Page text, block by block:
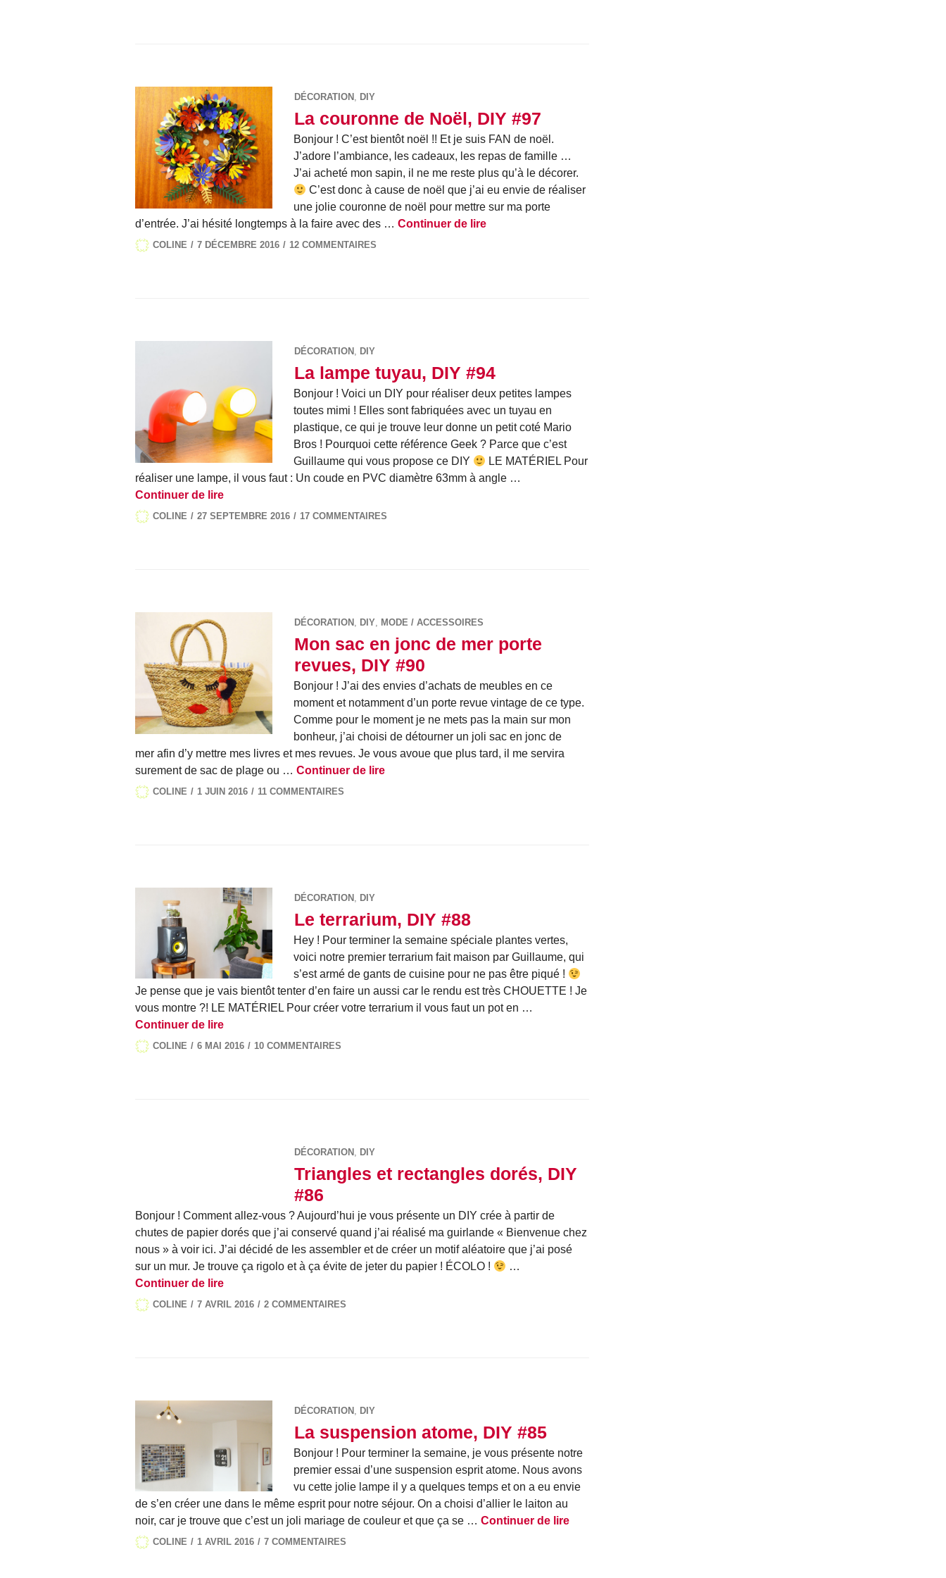
DÉCORATION , DIY
La couronne de Noël, DIY #97
Bonjour ! C’est bientôt noël !! Et je suis FAN de noël.
J’adore l’ambiance, les cadeaux, les repas de famille …
J’ai acheté mon sapin, il ne me reste plus qu’à le décorer.
C’est donc à cause de noël que j’ai eu envie de réaliser
une jolie couronne de noël pour mettre sur ma porte
d’entrée. J’ai hésité longtemps à la faire avec des … Continuer de lireLa couronne de Noël, DIY #97
COLINE 7 DÉCEMBRE 2016 12 COMMENTAIRES
DÉCORATION , DIY
La lampe tuyau, DIY #94
Bonjour ! Voici un DIY pour réaliser deux petites lampes
toutes mimi ! Elles sont fabriquées avec un tuyau en
plastique, ce qui je trouve leur donne un petit coté Mario
Bros ! Pourquoi cette référence Geek ? Parce que c’est
Guillaume qui vous propose ce DIY
LE MATÉRIEL Pour
réaliser une lampe, il vous faut : Un coude en PVC diamètre 63mm à angle …
Continuer de lireLa lampe tuyau, DIY #94
COLINE 27 SEPTEMBRE 2016 17 COMMENTAIRES
DÉCORATION , DIY, MODE / ACCESSOIRES
Mon sac en jonc de mer porte
revues, DIY #90
Bonjour ! J’ai des envies d’achats de meubles en ce
moment et notamment d’un porte revue vintage de ce type.
Comme pour le moment je ne mets pas la main sur mon
bonheur, j’ai choisi de détourner un joli sac en jonc de
mer afin d’y mettre mes livres et mes revues. Je vous avoue que plus tard, il me servira
surement de sac de plage ou … Continuer de lireMon sac en jonc de mer porte revues, DIY #90
COLINE 1 JUIN 2016 11 COMMENTAIRES
DÉCORATION , DIY
Le terrarium, DIY #88
Hey ! Pour terminer la semaine spéciale plantes vertes,
voici notre premier terrarium fait maison par Guillaume, qui
s’est armé de gants de cuisine pour ne pas être piqué !
Je pense que je vais bientôt tenter d’en faire un aussi car le rendu est très CHOUETTE ! Je
vous montre ?! LE MATÉRIEL Pour créer votre terrarium il vous faut un pot en …
Continuer de lireLe terrarium, DIY #88
COLINE 6 MAI 2016 10 COMMENTAIRES
DÉCORATION , DIY
Triangles et rectangles dorés, DIY
#86
Bonjour ! Comment allez-vous ? Aujourd’hui je vous présente un DIY crée à partir de
chutes de papier dorés que j’ai conservé quand j’ai réalisé ma guirlande « Bienvenue chez
nous » à voir ici. J’ai décidé de les assembler et de créer un motif aléatoire que j’ai posé
sur un mur. Je trouve ça rigolo et à ça évite de jeter du papier ! ÉCOLO !
…
Continuer de lireTriangles et rectangles dorés, DIY #86
COLINE 7 AVRIL 2016 2 COMMENTAIRES
DÉCORATION , DIY
La suspension atome, DIY #85
Bonjour ! Pour terminer la semaine, je vous présente notre
premier essai d’une suspension esprit atome. Nous avons
vu cette jolie lampe il y a quelques temps et on a eu envie
de s’en créer une dans le même esprit pour notre séjour. On a choisi d’allier le laiton au
noir, car je trouve que c’est un joli mariage de couleur et que ça se … Continuer de lireLa suspension atome, DIY #85
COLINE 1 AVRIL 2016 7 COMMENTAIRES